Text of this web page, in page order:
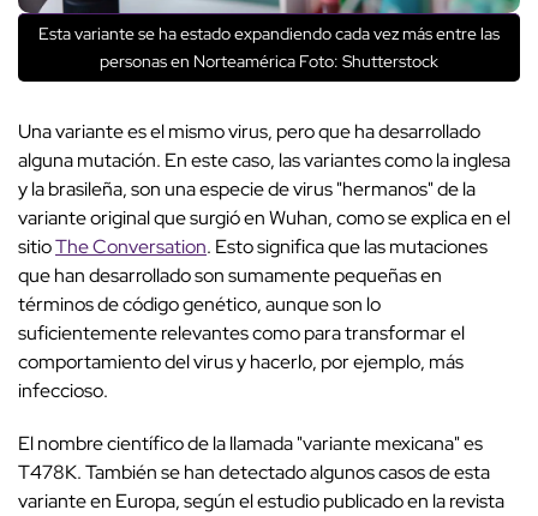
Esta variante se ha estado expandiendo cada vez más entre las
personas en Norteamérica Foto: Shutterstock
Una variante es el mismo virus, pero que ha desarrollado
alguna mutación. En este caso, las variantes como la inglesa
y la brasileña, son una especie de virus "hermanos" de la
variante original que surgió en Wuhan, como se explica en el
sitioThe Conversation. Esto significa que las mutaciones
que han desarrollado son sumamente pequeñas en
términos de código genético, aunque son lo
suficientemente relevantes como para transformar el
comportamiento del virus y hacerlo, por ejemplo, más
infeccioso.
El nombre científico de la llamada "variante mexicana" es
T478K. También se han detectado algunos casos de esta
variante en Europa, según el estudio publicado en la revista